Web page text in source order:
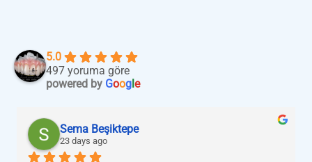
5.0
497 yoruma göre
powered by Google